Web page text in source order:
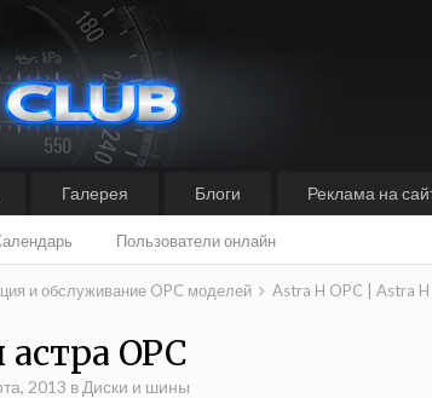
Пользователи онлайн
Галерея Блоги Реклама на
и обслуживание OPC моделей Astra H OPC | Astra
OPC
2013 в Диски и шины